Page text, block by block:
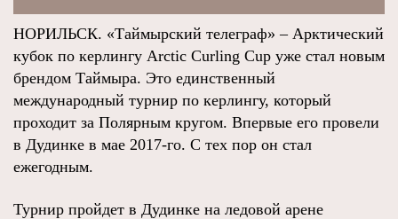
НОРИЛЬСК. «Таймырский телеграф» – Арктический
кубок по керлингу Arctic Curling Cup уже стал новым
брендом Таймыра. Это единственный
международный турнир по керлингу, который
проходит за Полярным кругом. Впервые его провели
в Дудинке в мае 2017-го. С тех пор он стал
ежегодным.
Турнир пройдет в Дудинке на ледовой арене